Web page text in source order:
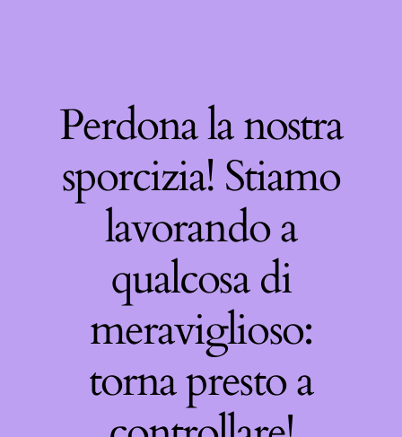
Perdona la nostra
sporcizia! Stiamo
lavorando a
qualcosa di
meraviglioso:
torna presto a